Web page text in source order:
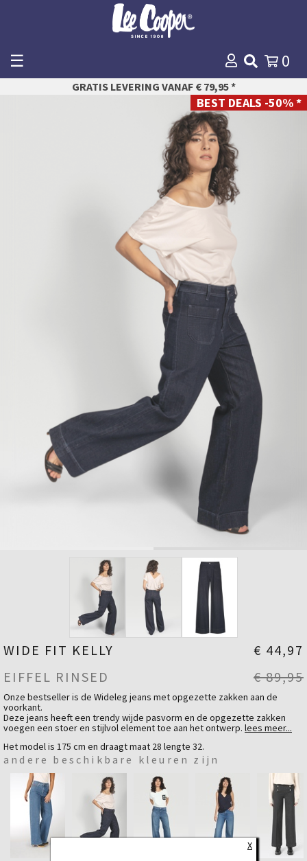
☰ 0
WINKELMANDJE
AFREKENEN
GRATIS LEVERING VANAF € 79,95 *
BEST DEALS -50% *
WIDE FIT KELLY
€ 44,97
EIFFEL RINSED
€ 89,95
Onze bestseller is de Wideleg jeans met opgezette zakken aan de
voorkant.
Deze jeans heeft een trendy wijde pasvorm en de opgezette zakken
voegen een stoer en stijlvol element toe aan het ontwerp. lees meer...
Deze jeans heeft een cleane donkerblauwe rinsed wassing en is
voorzien van subtiele ton-sur-ton stiksels.
Materiaal
Katoen
Elastaan
Het model is 175 cm en draagt maat 28 lengte 32.
andere beschikbare kleuren zijn
X